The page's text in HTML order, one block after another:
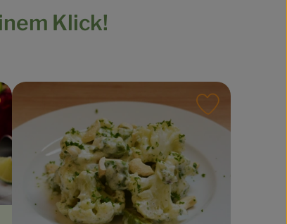
Klick!
Rezept zu Favouriten hinzufügen